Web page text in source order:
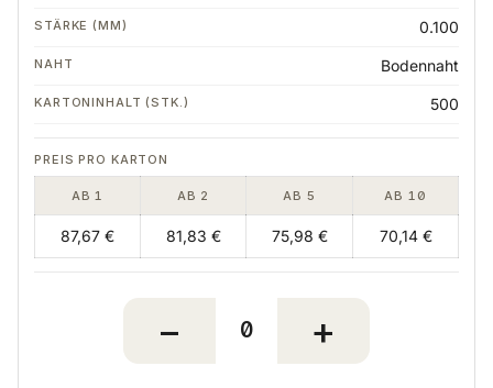
0.100
Bodennaht
500
AB 1 AB 2 AB 5 AB 10
87,67 € 81,83 € 75,98 € 70,14 €